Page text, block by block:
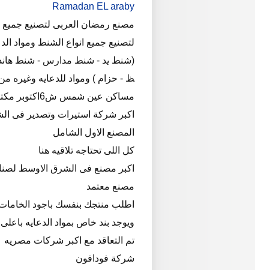
Ramadan EL araby
مصنع رمضان العربى لتصنيع جميع
لتصنيع جميع انواع الشنط ومواد
(شنط يد - شنط مدارس - شنط
ظ - حزام ) ومواد للدعايه وغيره
مساكن عين شمس ش6اكتوبر مكتبه الطفل القاهره
اكبر شركة استيرات وتصدير فى
المصنع الاول الشامل
كل اللى تحتاجه تلاقيه هنا
اكبر مصنع فى الشرق الاوسط
مصنع معتمد
اطلب منتجك بنفسك باجود
ويوجد بند خاص بمواد الدعايه
تم التعاقد مع اكبر شركات مصريه
شركة فودافون